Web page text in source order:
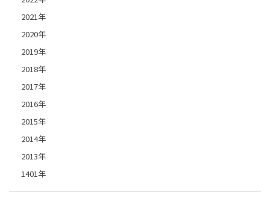
2021年
2020年
2019年
2018年
2017年
2016年
2015年
2014年
2013年
1401年